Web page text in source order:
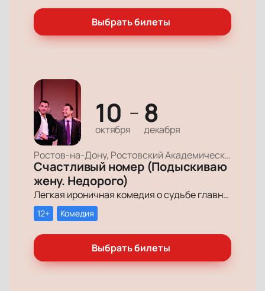
Выбрать билеты
10
октября
— 8
декабря
Ростов-на-Дону, Ростовский Академический Театр Драмы, Малая сцена
Счастливый номер (Подыскиваю
жену. Недорого)
Легкая ироничная комедия о судьбе главного героя-миллионера, который мечтает обрести успех и в личной жизни.
12+ Комедия
Выбрать билеты